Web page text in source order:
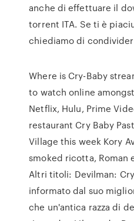
anche di effettuare il
torrent ITA. Se ti è
chiediamo di
Where is Cry-Baby
to watch online
Netflix, Hulu, Prime
restaurant Cry Baby
Village this week Kory
smoked ricotta, Roman
Altri titoli: Devilman:
informato dal suo
che un'antica razza di